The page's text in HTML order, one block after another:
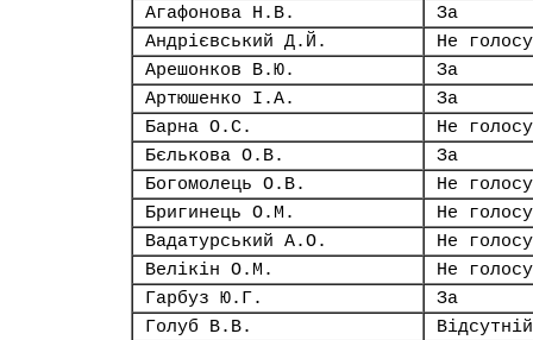
Агафонова Н.В.
За
Андрієвський Д.Й.
Не
Арешонков В.Ю.
За
Артюшенко І.А.
За
Барна О.С.
Не
Бєлькова О.В.
За
Богомолець О.В.
Не
Бригинець О.М.
Не
Вадатурський А.О.
Не
Велікін О.М.
Не
Гарбуз Ю.Г.
За
Голуб В.В.
Відсутній